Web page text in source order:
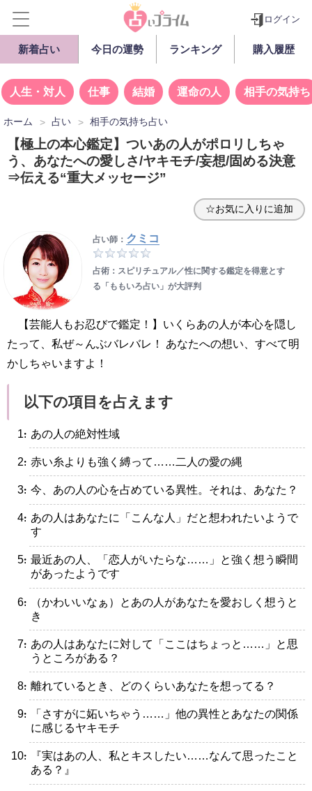
ログイン
新着占い 今日の運勢 ランキング 購入履歴
人生・対人 仕事 結婚 運命の人 相手の気持ち
ホーム 占い 相手の気持ち占い
【極上の本心鑑定】ついあの人がポロリしちゃ
う、あなたへの愛しさ/ヤキモチ/妄想/固める決意
⇒伝える“重大メッセージ”
☆お気に入りに追加
占い師： クミコ
占術：スピリチュアル／性に関する鑑定を得意とす
る「ももいろ占い」が大評判
【芸能人もお忍びで鑑定！】いくらあの人が本心を隠し
たって、私ぜ～んぶバレバレ！ あなたへの想い、すべて明
かしちゃいますよ！
以下の項目を占えます
・あの人の絶対性域
・赤い糸よりも強く縛って……二人の愛の縄
・今、あの人の心を占めている異性。それは、あなた？
・あの人はあなたに「こんな人」だと想われたいようで
す
・最近あの人、「恋人がいたらな……」と強く想う瞬間
があったようです
・（かわいいなぁ）とあの人があなたを愛おしく想うと
き
・あの人はあなたに対して「ここはちょっと……」と思
うところがある？
・離れているとき、どのくらいあなたを想ってる？
・「さすがに妬いちゃう……」他の異性とあなたの関係
に感じるヤキモチ
・『実はあの人、私とキスしたい……なんて思ったこと
ある？』